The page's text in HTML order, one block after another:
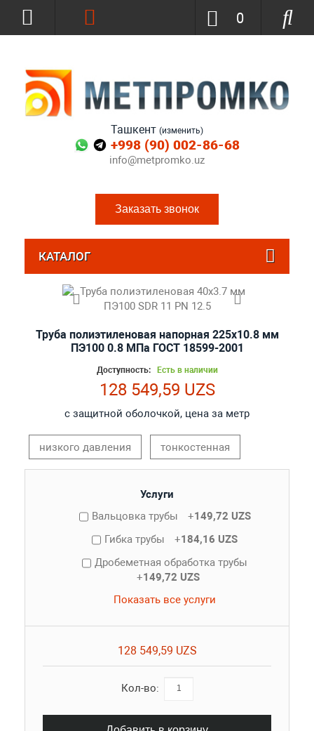
Ташкент (изменить)
+998 (90) 002-86-68
info@metpromko.uz
Заказать звонок
0
КАТАЛОГ
Труба полиэтиленовая напорная 225х10.8 мм
ПЭ100 0.8 МПа ГОСТ 18599-2001
Доступность: Есть в наличии
128 549,59 UZS
с защитной оболочкой, цена за метр
низкого давления тонкостенная
Услуги
Вальцовка трубы
+149,72 UZS
Гибка трубы
+184,16 UZS
Дробеметная обработка трубы
+149,72 UZS
Показать все услуги
128 549,59 UZS
Кол-во: